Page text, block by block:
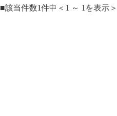
■該当件数1件中＜1 ～ 1を表示＞